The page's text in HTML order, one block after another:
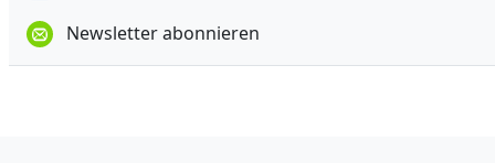
Newsletter abonnieren